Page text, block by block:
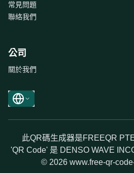
常見問題
聯絡我們
公司
關於我們
此QR碼生成器是FREEQR
'QR Code' 是 DENSO WAVE
© 2026 www.free-qr-